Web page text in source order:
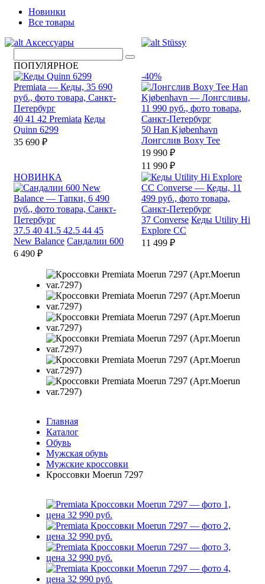
Новинки
Все товары
Аксессуары
Stüssy
ПОПУЛЯРНОЕ
40 41 42 Premiata Кеды
Quinn 6299
35 690 ₽
-40%
50 Han Kjøbenhavn
Лонгслив Boxy Tee
19 990 ₽
11 990 ₽
НОВИНКА
37.5 40 41.5 42.5 44 45
New Balance Сандалии 600
6 490 ₽
37 Converse Кеды Utility Hi
Explore CC
11 499 ₽
Главная
Каталог
Обувь
Мужская обувь
Мужские кроссовки
Кроссовки Moerun 7297